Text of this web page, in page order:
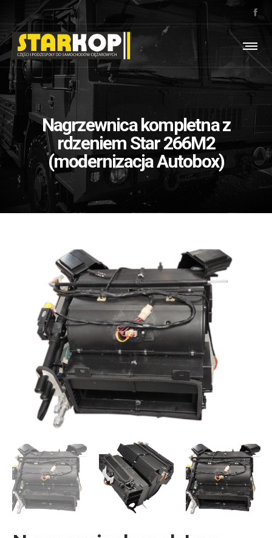
Nagrzewnica kompletna z
rdzeniem Star 266M2
(modernizacja Autobox)